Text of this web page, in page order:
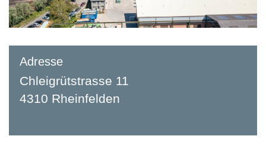
Adresse
Chleigrütstrasse 11
4310 Rheinfelden